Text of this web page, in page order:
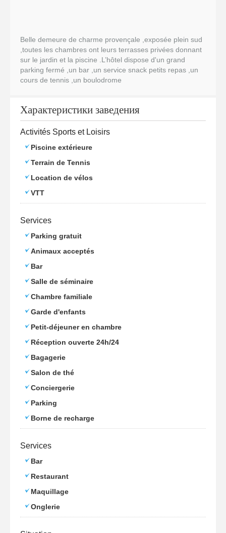
Belle demeure de charme provençale ,exposée plein sud
,toutes les chambres ont leurs terrasses privées donnant
sur le jardin et la piscine .L’hôtel dispose d'un grand
parking fermé ,un bar ,un service snack petits repas ,un
cours de tennis ,un boulodrome
Характеристики заведения
Activités Sports et Loisirs
Piscine extérieure
Terrain de Tennis
Location de vélos
VTT
Services
Parking gratuit
Animaux acceptés
Bar
Salle de séminaire
Chambre familiale
Garde d'enfants
Petit-déjeuner en chambre
Réception ouverte 24h/24
Bagagerie
Salon de thé
Conciergerie
Parking
Borne de recharge
Services
Bar
Restaurant
Maquillage
Onglerie